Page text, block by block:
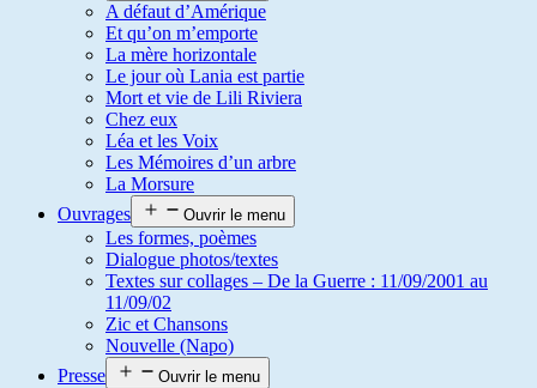
A défaut d’Amérique
Et qu’on m’emporte
La mère horizontale
Le jour où Lania est partie
Mort et vie de Lili Riviera
Chez eux
Léa et les Voix
Les Mémoires d’un arbre
La Morsure
Ouvrages
Ouvrir le menu
Les formes, poèmes
Dialogue photos/textes
Textes sur collages – De la Guerre : 11/09/2001 au
11/09/02
Zic et Chansons
Nouvelle (Napo)
Presse
Ouvrir le menu